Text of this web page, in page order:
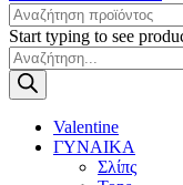
Start typing to see
Products
search
Valentine
ΓΥΝΑΙΚΑ
Σλίπς